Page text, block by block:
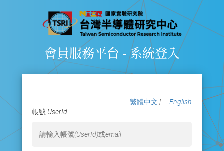
會員服務平台 - 系統登入
繁體中文 | English
帳號 UserId